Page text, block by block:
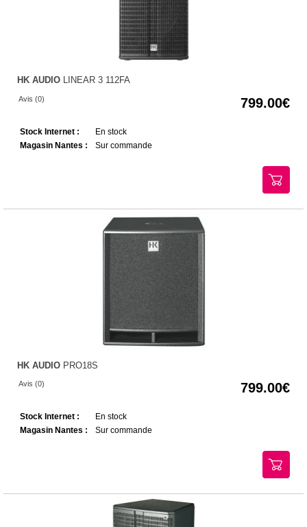
HK AUDIO LINEAR 3 112FA
Avis (0) 799.00
Stock Internet :
En stock
Magasin Nantes :
Sur commande
HK AUDIO PRO18S
Avis (0) 799.00
Stock Internet :
En stock
Magasin Nantes :
Sur commande